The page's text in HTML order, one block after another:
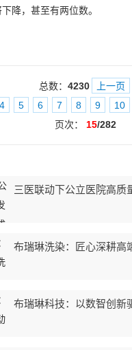
降，甚至有两位数。
总数： 4230
上一页
4 5 6 7 8 9 10
页次： 15/282
三医联动下公立医院高质
布瑞琳洗染：匠心深耕高
布瑞琳科技：以数智创新